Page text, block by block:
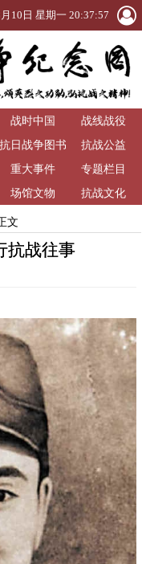
10日 星期一 20:37:58
战时中国
战线战役
抗日战争图书
馆
抗战公益
重大事件
专题栏目
场馆文物 抗战文化
文
抗战往事